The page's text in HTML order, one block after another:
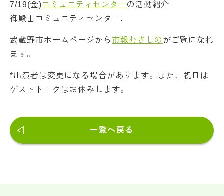
7/19(金)コミュニティセンターの活動紹介
御殿山コミュニティセンター.
武蔵野市ホームページから 市報むさしの がご覧になれ
ます。
*出演者は変更になる場合があります。また、祝日は
ゲストトークはお休みします。
一覧へ戻る